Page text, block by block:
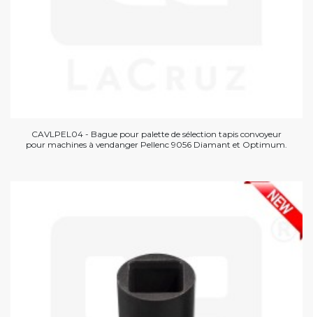
CAVLPEL04 - Bague pour palette de sélection tapis convoyeur
pour machines à vendanger Pellenc 9056 Diamant et Optimum.